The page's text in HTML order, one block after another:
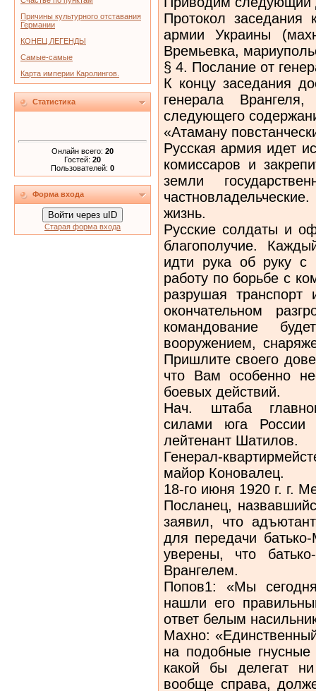
Причины культурного отставания
Германии
КОНЕЦ ЛЕГЕНДЫ
Самые-самые
Карта империи Каролингов.
Статистика
Онлайн всего: 20
Гостей: 20
Пользователей: 0
Форма входа
Войти через uID
Старая форма входа
Протокол заседания
армии Ук­раины
Времьевка,
§ 4. Послание от
К концу заседания
генерала
следующего
«Атаману
Русская армия идет
комис­саров и
земли
жизнь.
Русские солдаты и
благопо­лучие.
идти рука об руку с
работу по борьбе с
разрушая
окончательном
командование
вооружением,
Пришлите своего
что Вам особенно
боевых действий.
Нач. штаба
силами юга России
лейтенант Шатилов.
Генерал-
майор Коновалец.
18-го июня 1920 г. г.
Посланец,
заявил, что
для передачи
уверены, что
Врангелем.
Попов1: «Мы
нашли его
ответ белым
Махно:
на по­добные гнусные
какой бы делегат
вообще справа,